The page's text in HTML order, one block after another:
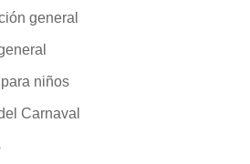
general
niños
Carnaval